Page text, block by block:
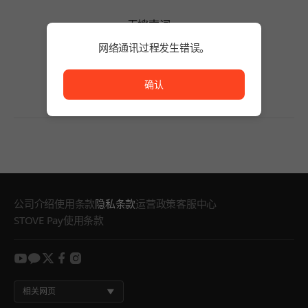
无搜索词。
请缩短搜索词的字数或变更筛选条件。
公司介绍使用条款隐私条款运营政策客服中心
STOVE Pay使用条款
youtube
kakao
twitter
facebook
instagram
相关网页
网络通讯过程发生错误。
确认